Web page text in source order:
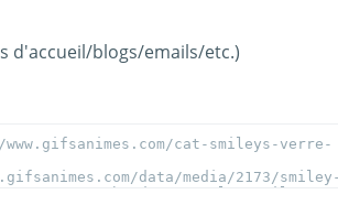
d'accueil/blogs/emails/etc.)